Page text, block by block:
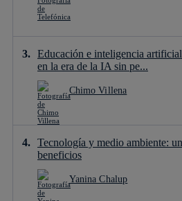
Educación e inteligencia
en la era de la IA sin pe...
Chimo Villena
Tecnología y medio ambiente:
beneficios
Yanina Chalup